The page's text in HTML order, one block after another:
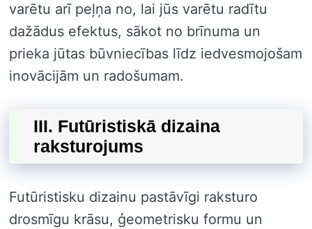
varētu arī peļņa no, lai jūs varētu radītu
dažādus efektus, sākot no brīnuma un
prieka jūtas būvniecības līdz iedvesmojošam
inovācijām un radošumam.
III. Futūristiskā dizaina
raksturojums
Futūristisku dizainu pastāvīgi raksturo
drosmīgu krāsu, ģeometrisku formu un